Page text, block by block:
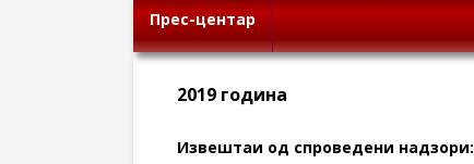
Прес-центар
2019 година
Извештаи од спроведени надзори: